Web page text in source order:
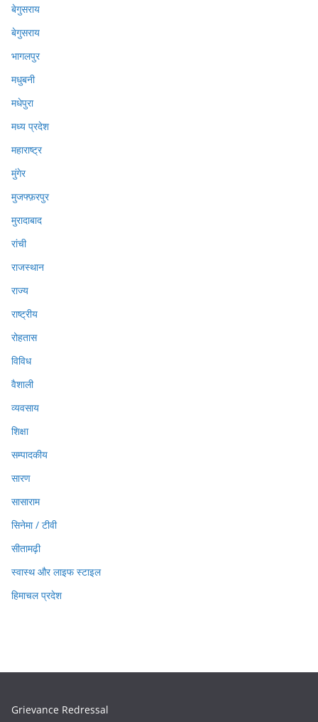
बेगुसराय
बेगुसराय
भागलपुर
मधुबनी
मधेपुरा
मध्य प्रदेश
महाराष्ट्र
मुंगेर
मुजफ्फ़रपुर
मुरादाबाद
रांची
राजस्थान
राज्य
राष्ट्रीय
रोहतास
विविध
वैशाली
व्यवसाय
शिक्षा
सम्पादकीय
सारण
सासाराम
सिनेमा / टीवी
सीतामढ़ी
स्वास्थ और लाइफ स्टाइल
हिमाचल प्रदेश
Grievance Redressal